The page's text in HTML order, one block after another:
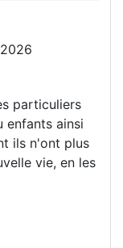
particuliers
enfants ainsi
ils n'ont plus
vie, en les